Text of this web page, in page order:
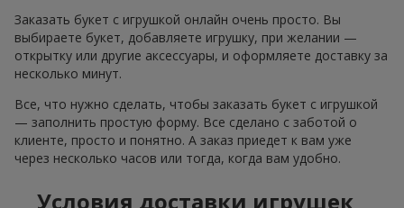
Заказать букет с игрушкой онлайн очень просто. Вы
выбираете букет, добавляете игрушку, при желании —
открытку или другие аксессуары, и оформляете доставку за
несколько минут.
Все, что нужно сделать, чтобы заказать букет с игрушкой
— заполнить простую форму. Все сделано с заботой о
клиенте, просто и понятно. А заказ приедет к вам уже
через несколько часов или тогда, когда вам удобно.
Условия доставки игрушек